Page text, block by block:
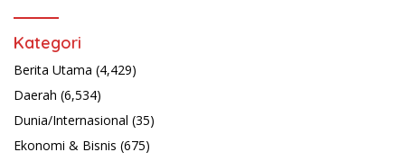
Kategori
Berita Utama (4,429)
Daerah (6,534)
Dunia/Internasional (35)
Ekonomi & Bisnis (675)